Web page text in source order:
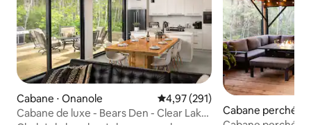
Cabane ⋅ Onanole Évaluation moyenne sur la
4,97 (291)
Cabane de luxe - Bears Den - Clear Lake
Cabane perchée